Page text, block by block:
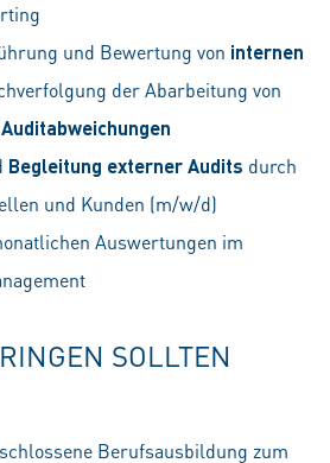
und Bewertung von internen
der Abarbeitung von
Begleitung externer Audits durch
und Kunden (m/w/d)
Auswertungen im
SOLLTEN
Berufsausbildung zum